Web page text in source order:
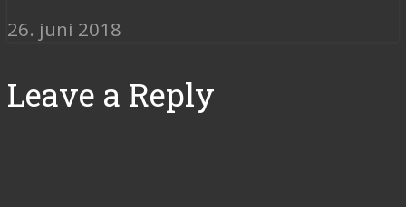
26. juni 2018
Leave a Reply